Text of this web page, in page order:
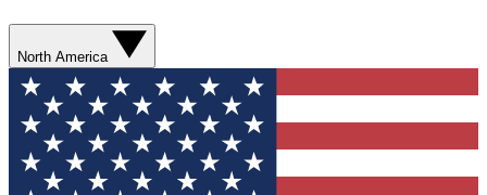
North America